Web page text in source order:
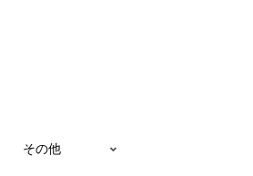
その他